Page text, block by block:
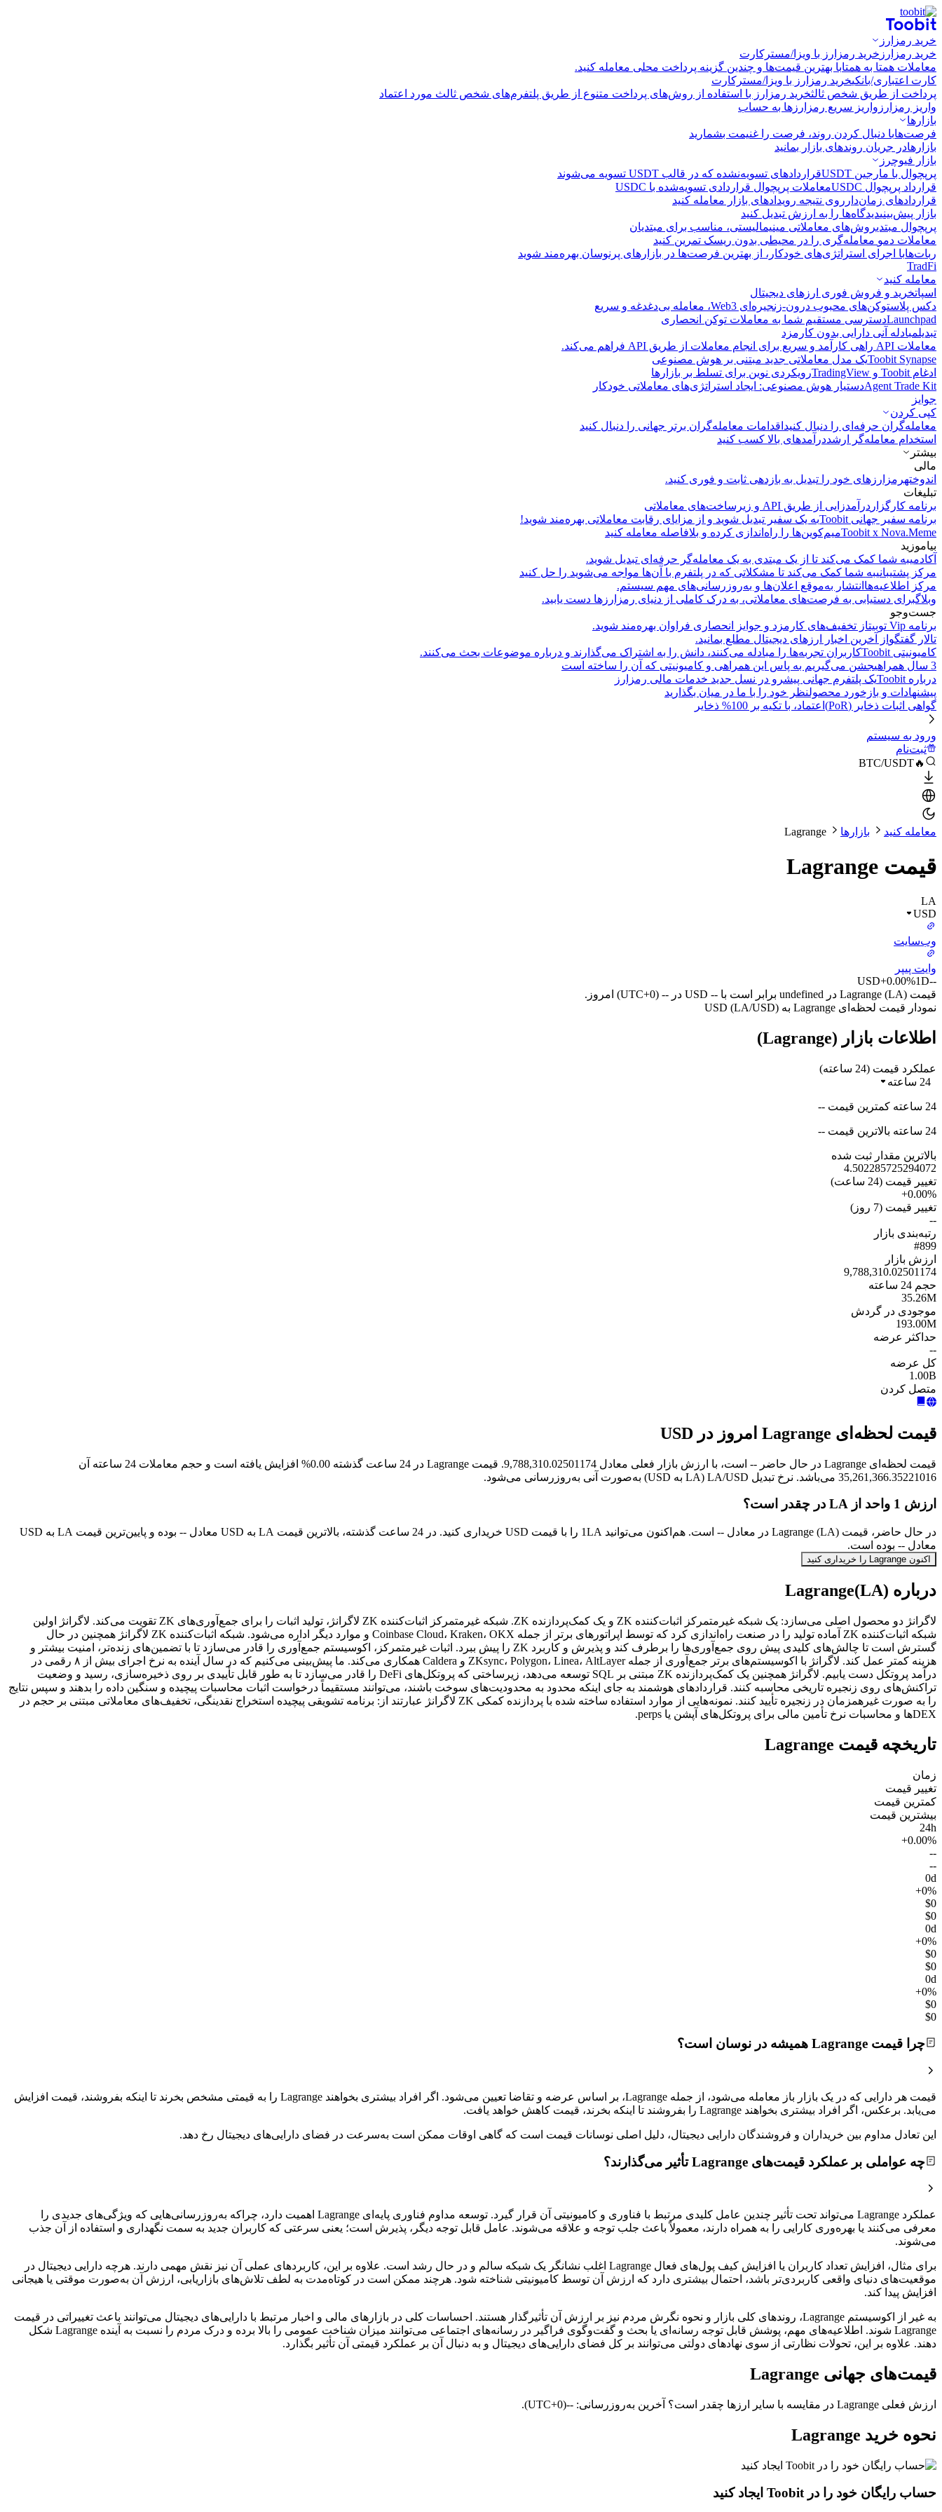
خرید رمزارز
خرید رمزارز خرید رمزارز با ویزا/مسترکارت
معاملات همتا به همتابا بهترین قیمت‌ها و چندین گزینه پرداخت محلی معامله کنید.
کارت اعتباری/بانکیخرید رمزارز با ویزا/مسترکارت
پرداخت از طریق شخص ثالثخرید رمزارز با استفاده از روش‌های پرداخت متنوع از طریق پلتفرم‌های شخص ثالث مورد اعتماد
واریز رمزارز واریز سریع رمزارزها به حساب
بازارها
فرصت‌هابا دنبال کردن روند، فرصت را غنیمت بشمارید
بازارهادر جریان روندهای بازار بمانید
بازار فیوچرز
پرپچوال با مارجین USDT
قراردادهای تسویه‌نشده که در قالب USDT تسویه می‌شوند
قرارداد پرپچوال USDC
معاملات پرپچوال قراردادی تسویه‌شده با USDC
قراردادهای زمان‌دار روی نتیجه رویدادهای بازار معامله کنید
بازار پیش‌بینیدیدگاه‌ها را به ارزش تبدیل کنید
پرپچوال مبتدیروش‌های معاملاتی مینیمالیستی، مناسب برای مبتدیان
معاملات دمو معامله‌گری را در محیطی بدون ریسک تمرین کنید
ربات‌هابا اجرای استراتژی‌های خودکار، از بهترین فرصت‌ها در بازارهای پرنوسان بهره‌مند شوید
TradFi
معامله کنید
اسپاتخرید و فروش فوری ارزهای دیجیتال
دکس پلاستوکن‌های محبوب درون-زنجیره‌ای Web3، معامله بی‌دغدغه و سریع
Launchpadدسترسی مستقیم شما به معاملات توکن انحصاری
تبدیلمبادله آنی دارایی بدون کارمزد
معاملات API
راهی کارآمد و سریع برای انجام معاملات از طریق API فراهم می‌کند.
Toobit Synapseیک مدل معاملاتی جدید مبتنی بر هوش مصنوعی
ادغام Toobit و TradingView
رویکردی نوین برای تسلط بر بازارها
Agent Trade Kitدستیار هوش مصنوعی: ایجاد استراتژی‌های معاملاتی خودکار
جوایز
کپی‌ کردن
معامله‌گران حرفه‌ای را دنبال کنید اقدامات معامله‌گران برتر جهانی را دنبال کنید
استخدام معامله‌گر ارشددرآمد‌های بالا کسب کنید
بیشتر
مالی
اندوختهرمزارزهای خود را تبدیل به بازدهی ثابت و فوری کنید.
تبلیغات
برنامه کارگزار درآمدزایی از طریق API و زیرساخت‌های معاملاتی
برنامه سفیر جهانی Toobit
به یک سفیر تبدیل شوید و از مزایای رقابت معاملاتی بهره‌مند شوید!
Toobit x Nova.Memeمیم‌کوین‌ها را راه‌اندازی کرده و بلافاصله معامله کنید
بیاموزید
آکادمیبه شما کمک می‌کند تا از یک مبتدی به یک معامله‌گر حرفه‌ای تبدیل شوید.
مرکز پشتیبانیبه شما کمک می‌کند تا مشکلاتی که در پلتفرم با آن‌ها مواجه می‌شوید را حل کنید
مرکز اطلاعیه‌ها انتشار به‌موقع اعلان‌ها و به‌روزرسانی‌های مهم سیستم.
وبلاگبرای دستیابی به فرصت‌های معاملاتی، به درک کاملی از دنیای رمزارزها دست یابید.
جست‌وجو
برنامه Vip توبیت
از تخفیف‌های کارمزد و جوایز انحصاری فراوان بهره‌مند شوید.
تالار گفتگو از آخرین اخبار ارزهای دیجیتال مطلع بمانید.
کامیونیتی Toobit
کاربران تجربه‌ها را مبادله می‌کنند، دانش را به اشتراک می‌گذارند و درباره موضوعات بحث می‌کنند.
3 سال همراهی
جشن می‌گیریم به پاس این همراهی و کامیونیتی که آن را ساخته است
درباره Toobit
یک پلتفرم جهانی پیشرو در نسل جدید خدمات مالی رمزارز
پیشنهادات و بازخورد محصولنظر خود را با ما در میان بگذارید
گواهی اثبات ذخایر (PoR)
اعتماد، با تکیه بر 100% ذخایر
ورود به سیستم
ثبت‌نام
🔥BTC/USDT
معامله کنید بازارها Lagrange
قیمت Lagrange
LA
USD
وب‌سایت
وایت پیپر
--
USD+0.00%1D
قیمت Lagrange (LA) در undefined برابر است با -- USD در -- (UTC+0) امروز.
نمودار قیمت لحظه‌ای Lagrange به USD (LA/USD)
اطلاعات بازار (Lagrange)
عملکرد قیمت (24 ساعته)
24 ساعته
24 ساعته کمترین قیمت --
24 ساعته بالاترین قیمت --
بالاترین مقدار ثبت شده
4.502285725294072
تغییر قیمت (24 ساعت)
+0.00%
تغییر قیمت (7 روز)
--
رتبه‌بندی بازار
#899
ارزش بازار
9,788,310.02501174
حجم 24 ساعته
35.26M
موجودی در گردش
193.00M
حداکثر عرضه
--
کل عرضه
1.00B
متصل کردن
قیمت لحظه‌ای Lagrange امروز در USD
قیمت لحظه‌ای Lagrange در حال حاضر -- است، با ارزش بازار فعلی معادل 9,788,310.02501174. قیمت Lagrange در 24 ساعت گذشته 0.00% افزایش یافته است و حجم معاملات 24 ساعته آن
35,261,366.35221016 می‌باشد. نرخ تبدیل LA/USD (LA به USD) به‌صورت آنی به‌روزرسانی می‌شود.
ارزش 1 واحد از LA در چقدر است؟
در حال حاضر، قیمت Lagrange (LA) در معادل -- است. هم‌اکنون می‌توانید 1LA را با قیمت USD خریداری کنید. در 24 ساعت گذشته، بالاترین قیمت LA به USD معادل -- بوده و پایین‌ترین قیمت LA به USD
معادل -- بوده است.
اکنون Lagrange را خریداری کنید
درباره Lagrange(LA)
لاگرانژ دو محصول اصلی می‌سازد: یک شبکه غیرمتمرکز اثبات‌کننده ZK و یک کمک‌پردازنده ZK. شبکه غیرمتمرکز اثبات‌کننده ZK لاگرانژ، تولید اثبات را برای جمع‌آوری‌های ZK تقویت می‌کند. لاگرانژ اولین
شبکه اثبات‌کننده ZK آماده تولید را در صنعت راه‌اندازی کرد که توسط اپراتورهای برتر از جمله Coinbase Cloud، Kraken، OKX و موارد دیگر اداره می‌شود. شبکه اثبات‌کننده ZK لاگرانژ همچنین در حال
گسترش است تا چالش‌های کلیدی پیش روی جمع‌آوری‌ها را برطرف کند و پذیرش و کاربرد ZK را پیش ببرد. اثبات غیرمتمرکز، اکوسیستم جمع‌آوری را قادر می‌سازد تا با تضمین‌های زنده‌تر، امنیت بیشتر و
هزینه کمتر عمل کند. لاگرانژ با اکوسیستم‌های برتر جمع‌آوری از جمله ZKsync، Polygon، Linea، AltLayer و Caldera همکاری می‌کند. ما پیش‌بینی می‌کنیم که در سال آینده به نرخ اجرای بیش از ۸ رقمی در
درآمد پروتکل دست یابیم. لاگرانژ همچنین یک کمک‌پردازنده ZK مبتنی بر SQL توسعه می‌دهد، زیرساختی که پروتکل‌های DeFi را قادر می‌سازد تا به طور قابل تأییدی بر روی ذخیره‌سازی، رسید و وضعیت
تراکنش‌های روی زنجیره تاریخی محاسبه کنند. قراردادهای هوشمند به جای اینکه محدود به محدودیت‌های سوخت باشند، می‌توانند مستقیماً درخواست اثبات محاسبات پیچیده و سنگین داده را بدهند و سپس نتایج
را به صورت غیرهمزمان در زنجیره تأیید کنند. نمونه‌هایی از موارد استفاده ساخته شده با پردازنده کمکی ZK لاگرانژ عبارتند از: برنامه تشویقی پیچیده استخراج نقدینگی، تخفیف‌های معاملاتی مبتنی بر حجم در
DEXها و محاسبات نرخ تأمین مالی برای پروتکل‌های آپشن یا perps.
تاریخچه قیمت Lagrange
زمان
تغییر قیمت
کمترین قیمت
بیشترین قیمت
24h
+0.00%
--
--
0d
+0%
$0
$0
0d
+0%
$0
$0
0d
+0%
$0
$0
چرا قیمت Lagrange همیشه در نوسان است؟
قیمت هر دارایی که در یک بازار باز معامله می‌شود، از جمله Lagrange، بر اساس عرضه و تقاضا تعیین می‌شود. اگر افراد بیشتری بخواهند Lagrange را به قیمتی مشخص بخرند تا اینکه بفروشند، قیمت افزایش
می‌یابد. برعکس، اگر افراد بیشتری بخواهند Lagrange را بفروشند تا اینکه بخرند، قیمت کاهش خواهد یافت.
این تعادل مداوم بین خریداران و فروشندگان دارایی دیجیتال، دلیل اصلی نوسانات قیمت است که گاهی اوقات ممکن است به‌سرعت در فضای دارایی‌های دیجیتال رخ دهد.
چه عواملی بر عملکرد قیمت‌های Lagrange تأثیر می‌گذارند؟
عملکرد Lagrange می‌تواند تحت تأثیر چندین عامل کلیدی مرتبط با فناوری و کامیونیتی آن قرار گیرد. توسعه مداوم فناوری پایه‌ای Lagrange اهمیت دارد، چراکه به‌روزرسانی‌هایی که ویژگی‌های جدیدی را
معرفی می‌کنند یا بهره‌وری کارایی را به همراه دارند، معمولاً باعث جلب توجه و علاقه‌ می‌شوند. عامل قابل توجه دیگر، پذیرش است؛ یعنی سرعتی که کاربران جدید به سمت نگهداری و استفاده از آن جذب
می‌شوند.
برای مثال، افزایش تعداد کاربران یا افزایش کیف پول‌های فعال Lagrange اغلب نشانگر یک شبکه سالم و در حال رشد است. علاوه بر این، کاربردهای عملی آن نیز نقش مهمی دارند. هرچه دارایی دیجیتال در
موقعیت‌های دنیای واقعی کاربردی‌تر باشد، احتمال بیشتری دارد که ارزش آن توسط کامیونیتی شناخته شود. هرچند ممکن است در کوتاه‌مدت به لطف تلاش‌های بازاریابی، ارزش آن به‌صورت موقتی یا هیجانی
افزایش پیدا کند.
به غیر از اکوسیستم Lagrange، روندهای کلی بازار و نحوه نگرش مردم نیز بر ارزش آن تأثیرگذار هستند. احساسات کلی در بازارهای مالی و اخبار مرتبط با دارایی‌های دیجیتال می‌توانند باعث تغییراتی در قیمت
Lagrange شوند. اطلاعیه‌های مهم، پوشش قابل توجه رسانه‌ای یا بحث و گفت‌وگوی فراگیر در رسانه‌های اجتماعی می‌توانند میزان شناخت عمومی را بالا برده و درک مردم را نسبت به آینده Lagrange شکل
دهند. علاوه بر این، تحولات نظارتی از سوی نهادهای دولتی می‌توانند بر کل فضای دارایی‌های دیجیتال و به‌ دنبال آن بر عملکرد قیمتی آن تأثیر بگذارد.
قیمت‌های جهانی Lagrange
ارزش فعلی Lagrange در مقایسه با سایر ارزها چقدر است؟ آخرین به‌روزرسانی: --(UTC+0).
نحوه خرید Lagrange
حساب رایگان خود را در Toobit ایجاد کنید